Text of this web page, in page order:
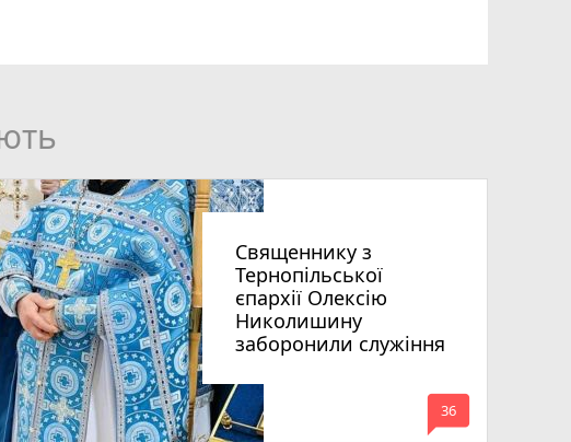
Священнику з
Тернопільської
єпархії Олексію
Николишину
заборонили служіння
mode_comment
36